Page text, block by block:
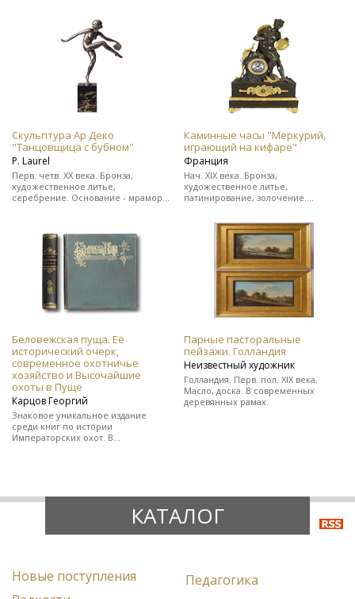
цельнокожаном переплете.
Скульптура Ар Деко
"Танцовщица с бубном"
Р. Laurel
Перв. четв. ХХ века. Бронза,
художественное литье,
серебрение. Основание - мрамор.
мастерской.
Каминные часы "Меркурий,
играющий на кифаре"
Франция
Нач. XIX века. Бронза,
художественное литье,
патинирование, золочение.
В прекрасном состоянии.
Беловежская пуща. Её
исторический очерк,
современное охотничье
хозяйство и Высочайшие
охоты в Пуще
Карцов Георгий
Знаковое уникальное издание
среди книг по истории
Императорских охот. В
Парные пасторальные
пейзажи. Голландия
Неизвестный художник
Голландия. Перв. пол. XIX века.
Масло, доска. В современных
деревянных рамах.
КАТАЛОГ
Новые поступления
Педагогика